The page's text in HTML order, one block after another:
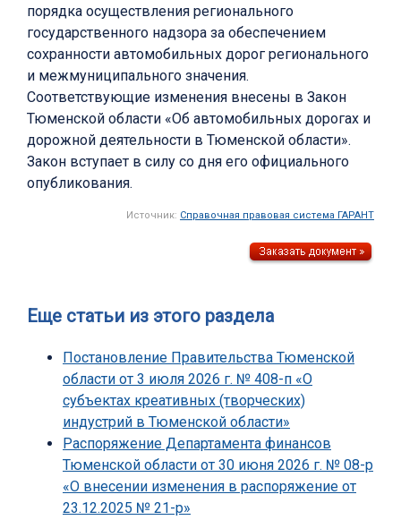
порядка осуществления регионального
государственного надзора за обеспечением
сохранности автомобильных дорог регионального
и межмуниципального значения.
Соответствующие изменения внесены в Закон
Тюменской области «Об автомобильных дорогах и
дорожной деятельности в Тюменской области».
Закон вступает в силу со дня его официального
опубликования.
Источник: Справочная правовая система ГАРАНТ
Еще статьи из этого раздела
Постановление Правительства Тюменской
области от 3 июля 2026 г. № 408-п «О
субъектах креативных (творческих)
индустрий в Тюменской области»
Распоряжение Департамента финансов
Тюменской области от 30 июня 2026 г. № 08-р
«О внесении изменения в распоряжение от
23.12.2025 № 21-р»